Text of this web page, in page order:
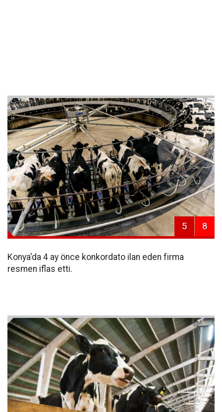
5 8
Konya'da 4 ay önce konkordato ilan eden firma
resmen iflas etti.